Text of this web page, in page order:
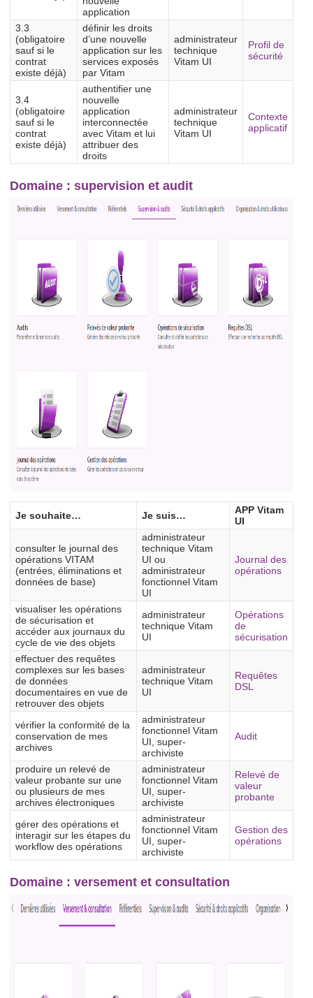
application
3.3
(obligatoire
sauf si le
contrat
existe déjà)
définir les droits
d’une nouvelle
application sur les
services exposés
par Vitam
administrateur
technique
Vitam UI
Profil de
sécurité
3.4
(obligatoire
sauf si le
contrat
existe déjà)
authentifier une
nouvelle
application
interconnectée
avec Vitam et lui
attribuer des
droits
administrateur
technique
Vitam UI
Contexte
applicatif
Domaine : supervision et audit
Je souhaite… Je suis…
APP Vitam
UI
consulter le journal des
opérations VITAM
(entrées, éliminations et
données de base)
administrateur
technique Vitam
UI ou
administrateur
fonctionnel Vitam
UI
Journal des
opérations
visualiser les opérations
de sécurisation et
accéder aux journaux du
cycle de vie des objets
administrateur
technique Vitam
UI
Opérations
de
sécurisation
effectuer des requêtes
complexes sur les bases
de données
documentaires en vue de
retrouver des objets
administrateur
technique Vitam
UI
Requêtes
DSL
vérifier la conformité de la
conservation de mes
archives
administrateur
fonctionnel Vitam
UI, super-
archiviste
Audit
produire un relevé de
valeur probante sur une
ou plusieurs de mes
archives électroniques
administrateur
fonctionnel Vitam
UI, super-
archiviste
Relevé de
valeur
probante
gérer des opérations et
interagir sur les étapes du
workflow des opérations
administrateur
fonctionnel Vitam
UI, super-
archiviste
Gestion des
opérations
Domaine : versement et consultation